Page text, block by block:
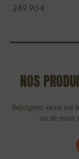
249,90 €
NOS
Rejoignez-nous sur
ou de nous